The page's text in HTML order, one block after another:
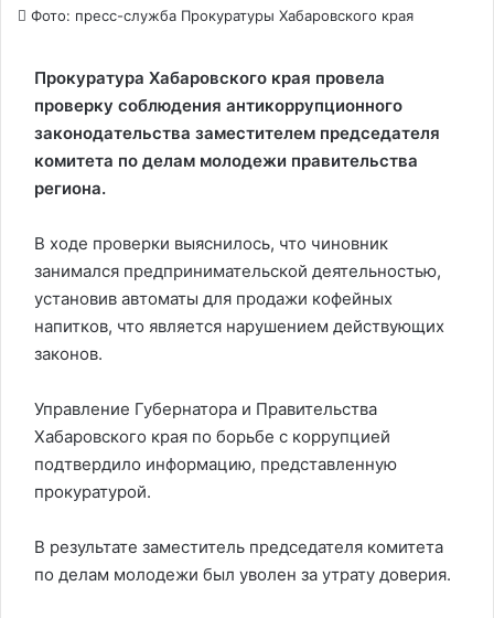
Фото: пресс-служба Прокуратуры Хабаровского края
Прокуратура Хабаровского края провела
проверку соблюдения антикоррупционного
законодательства заместителем председателя
комитета по делам молодежи правительства
региона.
В ходе проверки выяснилось, что чиновник
занимался предпринимательской деятельностью,
установив автоматы для продажи кофейных
напитков, что является нарушением действующих
законов.
Управление Губернатора и Правительства
Хабаровского края по борьбе с коррупцией
подтвердило информацию, представленную
прокуратурой.
В результате заместитель председателя комитета
по делам молодежи был уволен за утрату доверия.